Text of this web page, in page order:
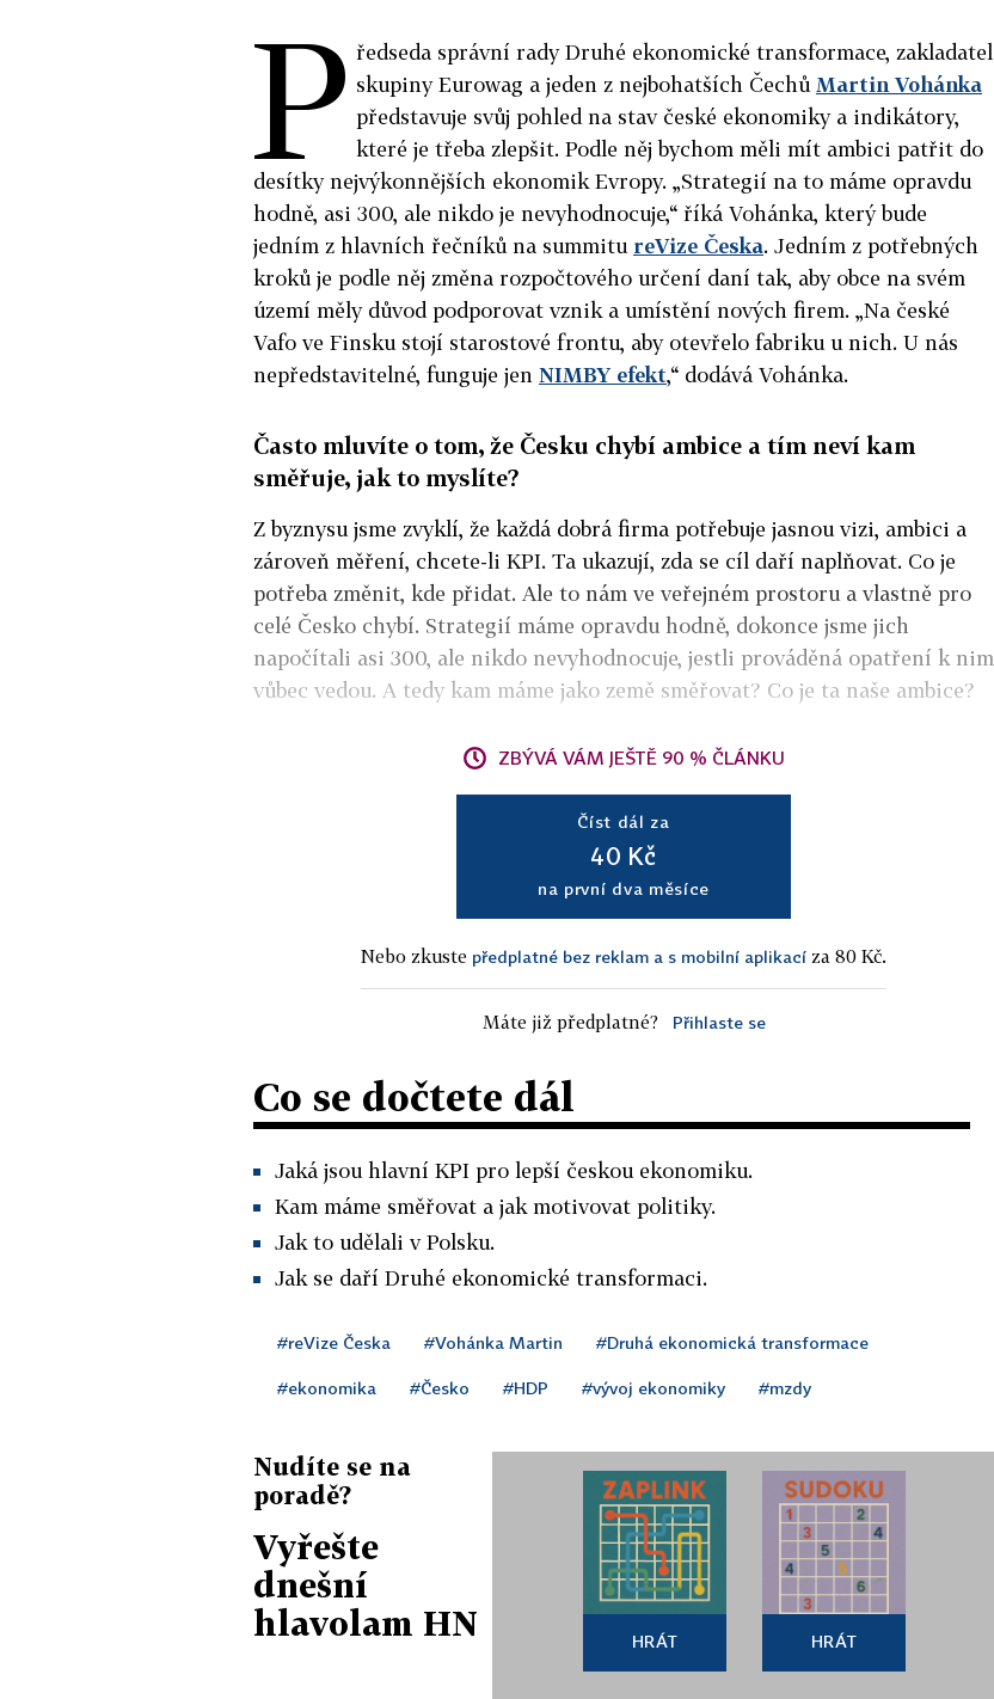
P ředseda správní rady Druhé ekonomické transformace, zakladatel
skupiny Eurowag a jeden z nejbohatších Čechů Martin Vohánka
představuje svůj pohled na stav české ekonomiky a indikátory,
které je třeba zlepšit. Podle něj bychom měli mít ambici patřit do
desítky nejvýkonnějších ekonomik Evropy. „Strategií na to máme opravdu
hodně, asi 300, ale nikdo je nevyhodnocuje,“ říká Vohánka, který bude
jedním z hlavních řečníků na summitu reVize Česka. Jedním z potřebných
kroků je podle něj změna rozpočtového určení daní tak, aby obce na svém
území měly důvod podporovat vznik a umístění nových firem. „Na české
Vafo ve Finsku stojí starostové frontu, aby otevřelo fabriku u nich. U nás
nepředstavitelné, funguje jen NIMBY efekt,“ dodává Vohánka.
Často mluvíte o tom, že Česku chybí ambice a tím neví kam
směřuje, jak to myslíte?
Z byznysu jsme zvyklí, že každá dobrá firma potřebuje jasnou vizi, ambici a
zároveň měření, chcete-li KPI. Ta ukazují, zda se cíl daří naplňovat. Co je
potřeba změnit, kde přidat. Ale to nám ve veřejném prostoru a vlastně pro
celé Česko chybí. Strategií máme opravdu hodně, dokonce jsme jich
napočítali asi 300, ale nikdo nevyhodnocuje, jestli prováděná opatření k nim
vůbec vedou. A tedy kam máme jako země směřovat? Co je ta naše ambice?
ZBÝVÁ VÁM JEŠTĚ 90 % ČLÁNKU
Číst dál za
40 Kč
na první dva měsíce
Nebo zkuste předplatné bez reklam a s mobilní aplikací za 80 Kč.
Máte již předplatné? Přihlaste se
Co se dočtete dál
Jaká jsou hlavní KPI pro lepší českou ekonomiku.
Kam máme směřovat a jak motivovat politiky.
Jak to udělali v Polsku.
Jak se daří Druhé ekonomické transformaci.
#reVize Česka #Vohánka Martin #Druhá ekonomická transformace
#ekonomika #Česko #HDP #vývoj ekonomiky #mzdy
Nudíte se na
poradě?
Vyřešte
dnešní
hlavolam HN
HRÁT HRÁT